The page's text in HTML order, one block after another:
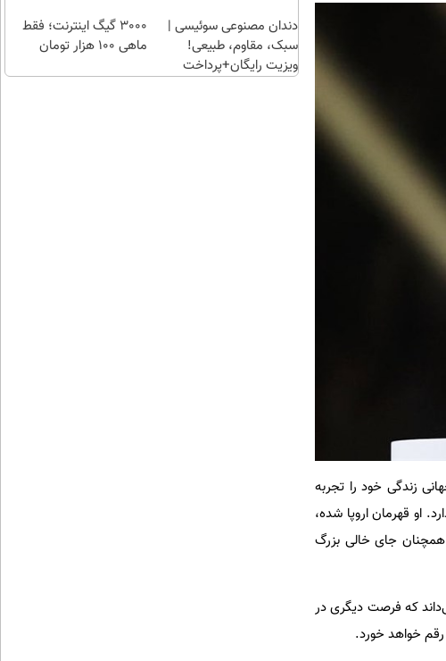
آخرین جام جهانی زندگی خود را تجربه
او قهرمان اروپا شده،
همچنان جای خالی بزرگ
که فرصت دیگری در
رقم خواهد خورد.
دندان مصنوعی سوئیسی |
سبک، مقاوم، طبیعی!
ویزیت رایگان+پرداخت
3000 گیگ اینترنت؛ فقط
ماهی 100 هزار تومان